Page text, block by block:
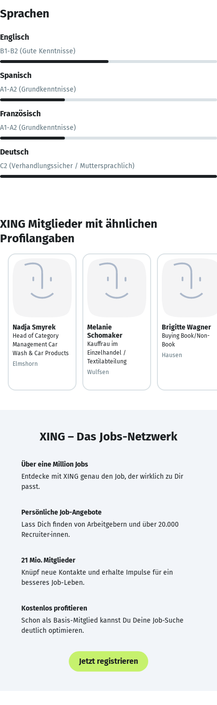
Sprachen
Englisch
B1-B2 (Gute Kenntnisse)
Spanisch
A1-A2 (Grundkenntnisse)
Französisch
A1-A2 (Grundkenntnisse)
Deutsch
C2 (Verhandlungssicher / Muttersprachlich)
XING Mitglieder mit ähnlichen
Profilangaben
Nadja Smyrek
Head of Category
Management Car
Wash & Car Products
Elmshorn
Melanie
Schomaker
Kauffrau im
Einzelhandel /
Textilabteilung
Wulfsen
Brigitte Wagner
Buying Book/Non-
Book
Hausen
XING – Das Jobs-Netzwerk
Über eine Million Jobs
Entdecke mit XING genau den Job, der wirklich zu Dir
passt.
Persönliche Job-Angebote
Lass Dich finden von Arbeitgebern und über 20.000
Recruiter·innen.
21 Mio. Mitglieder
Knüpf neue Kontakte und erhalte Impulse für ein
besseres Job-Leben.
Kostenlos profitieren
Schon als Basis-Mitglied kannst Du Deine Job-Suche
deutlich optimieren.
Jetzt registrieren